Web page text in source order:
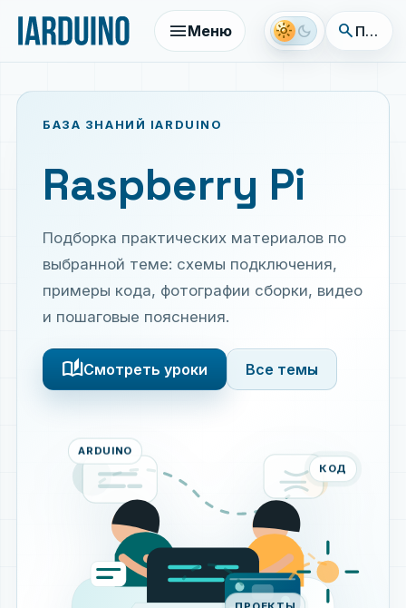
menuМеню light_mode dark_mode search Поиск
БАЗА ЗНАНИЙ IARDUINO
Raspberry Pi
Подборка практических материалов по
выбранной теме: схемы подключения,
примеры кода, фотографии сборки, видео
и пошаговые пояснения.
auto_storiesСмотреть уроки Все темы
ARDUINO
КОД